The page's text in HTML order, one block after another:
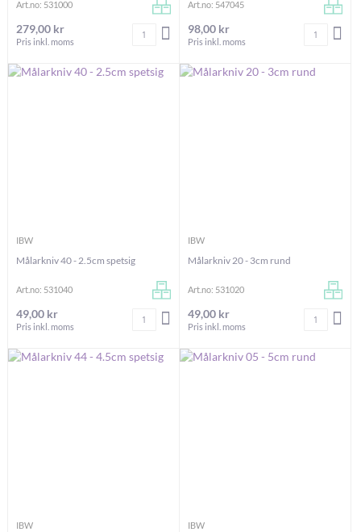
Art.no: 531000
279,00 kr
Pris inkl. moms
Antal LÄGG I VARUKORGEN
Art.no: 547045
98,00 kr
Pris inkl. moms
Antal
IBW
Målarkniv 40 - 2.5cm spetsig
Art.no: 531040
49,00 kr
Pris inkl. moms
Antal LÄGG I VARUKORGEN
IBW
Målarkniv 20 - 3cm rund
Art.no: 531020
49,00 kr
Pris inkl. moms
Antal
IBW IBW